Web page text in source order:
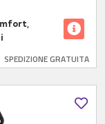
SPEDIZIONE GRATUITA